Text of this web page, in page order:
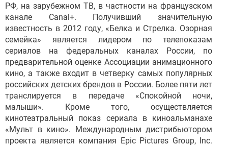
РФ, на зарубежном ТВ, в частности на французском
канале Canal+. Получивший значительную
известность в 2012 году, «Белка и Стрелка. Озорная
семейка» является лидером по телепоказам
сериалов на федеральных каналах России, по
предварительной оценке Ассоциации анимационного
кино, а также входит в четверку самых популярных
российских детских брендов в России. Более пяти лет
транслируется в передаче «Спокойной ночи,
малыши». Кроме того, осуществляется
кинотеатральный показ сериала в киноальманахе
«Мульт в кино». Международным дистрибьютором
проекта является компания Epic Pictures Group, Inc.